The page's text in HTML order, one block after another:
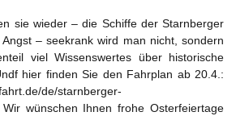
sie wieder – die Schiffe der Starnberger
– seekrank wird man nicht, sondern
viel Wissenswertes über historische
hier finden Sie den Fahrplan ab 20.4.:
de/starnberger-
wünschen Ihnen frohe Osterfeiertage